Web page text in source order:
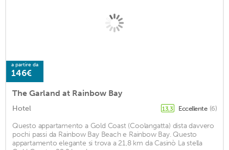
a partire da
146€
The Garland at Rainbow Bay
Hotel 13,3 Eccellente (6)
Questo appartamento a Gold Coast (Coolangatta) dista davvero
pochi passi da Rainbow Bay Beach e Rainbow Bay. Questo
appartamento elegante si trova a 21,8 km da Casinò La stella